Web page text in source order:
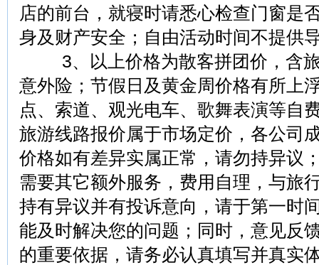
店的前台，就寝时请悉心检查门窗是
身及财产安全；自由活动时间不提供
3、以上价格为散客拼团价，含旅
意外险；节假日及黄金周价格有所上
点、索道、观光电车、歌舞表演等自
旅游线路报价属于市场定价，各公司
价格如有差异实属正常，请勿持异议
需要其它额外服务，费用自理，与旅
持有异议并有投诉意向，请于第一时
能及时解决您的问题；同时，意见反
的重要依据，请务必认真填写并真实